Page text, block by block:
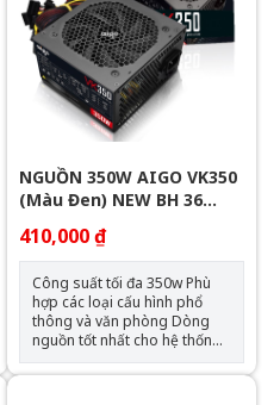
NGUỒN 350W AIGO VK350
(Màu Đen) NEW BH 36
410,000 ₫
Công suất tối đa 350w Phù
hợp các loại cấu hình phổ
thông và văn phòng Dòng
nguồn tốt nhất cho hệ thống
tầm trung Thiết kế VX top
cover mới mẻ và tinh tế.